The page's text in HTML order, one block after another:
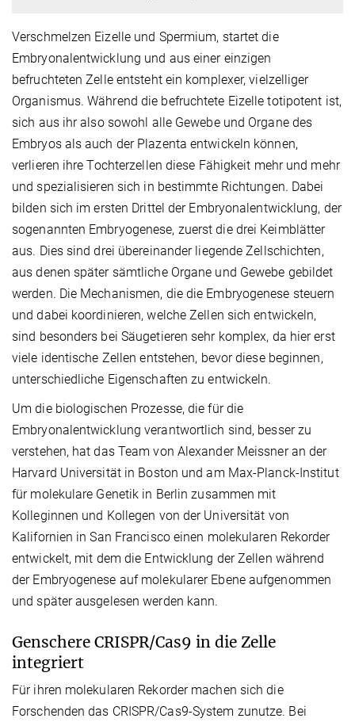
Verschmelzen Eizelle und Spermium, startet die
Embryonalentwicklung und aus einer einzigen
befruchteten Zelle entsteht ein komplexer, vielzelliger
Organismus. Während die befruchtete Eizelle totipotent ist,
sich aus ihr also sowohl alle Gewebe und Organe des
Embryos als auch der Plazenta entwickeln können,
verlieren ihre Tochterzellen diese Fähigkeit mehr und mehr
und spezialisieren sich in bestimmte Richtungen. Dabei
bilden sich im ersten Drittel der Embryonalentwicklung, der
sogenannten Embryogenese, zuerst die drei Keimblätter
aus. Dies sind drei übereinander liegende Zellschichten,
aus denen später sämtliche Organe und Gewebe gebildet
werden. Die Mechanismen, die die Embryogenese steuern
und dabei koordinieren, welche Zellen sich entwickeln,
sind besonders bei Säugetieren sehr komplex, da hier erst
viele identische Zellen entstehen, bevor diese beginnen,
unterschiedliche Eigenschaften zu entwickeln.
Um die biologischen Prozesse, die für die
Embryonalentwicklung verantwortlich sind, besser zu
verstehen, hat das Team von Alexander Meissner an der
Harvard Universität in Boston und am Max-Planck-Institut
für molekulare Genetik in Berlin zusammen mit
Kolleginnen und Kollegen von der Universität von
Kalifornien in San Francisco einen molekularen Rekorder
entwickelt, mit dem die Entwicklung der Zellen während
der Embryogenese auf molekularer Ebene aufgenommen
und später ausgelesen werden kann.
Genschere CRISPR/Cas9 in die Zelle
integriert
Für ihren molekularen Rekorder machen sich die
Forschenden das CRISPR/Cas9-System zunutze. Bei